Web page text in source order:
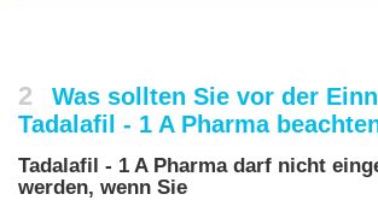
2
Was sollten Sie vor der
Tadalafil - 1 A Pharma
Tadalafil - 1 A Pharma darf nicht
werden, wenn Sie